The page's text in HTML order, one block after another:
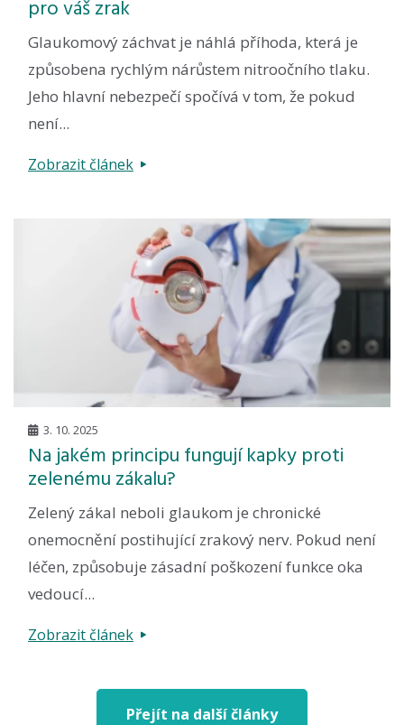
pro váš zrak
Glaukomový záchvat je náhlá příhoda, která je
způsobena rychlým nárůstem nitroočního tlaku.
Jeho hlavní nebezpečí spočívá v tom, že pokud
není...
Zobrazit článek
3. 10. 2025
Na jakém principu fungují kapky proti
zelenému zákalu?
Zelený zákal neboli glaukom je chronické
onemocnění postihující zrakový nerv. Pokud není
léčen, způsobuje zásadní poškození funkce oka
vedoucí...
Zobrazit článek
Přejít na další články